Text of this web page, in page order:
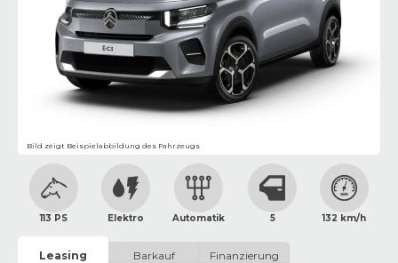
Bild zeigt Beispielabbildung des Fahrzeugs
113 PS Elektro Automatik 5 132 km/h
Leasing Barkauf Finanzierung